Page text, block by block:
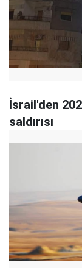
İsrail'den
saldırısı